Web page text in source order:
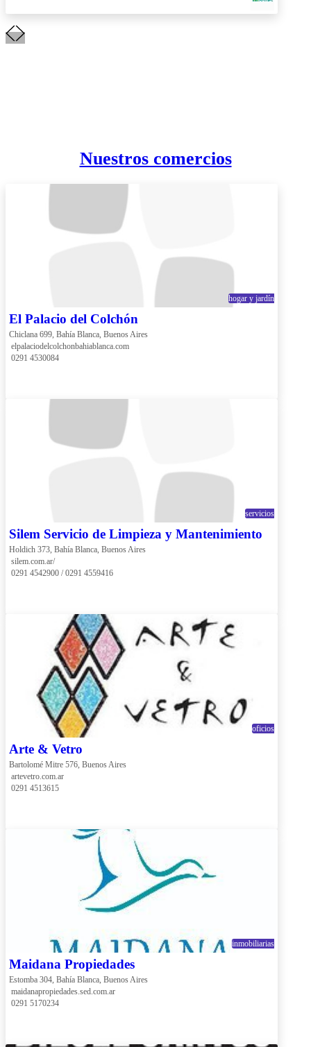
Nuestros comercios
hogar y jardín
El Palacio del Colchón
Chiclana 699, Bahía Blanca, Buenos Aires
elpalaciodelcolchonbahiablanca.com
0291 4530084
servicios
Silem Servicio de Limpieza y Mantenimiento
Holdich 373, Bahía Blanca, Buenos Aires
silem.com.ar/
0291 4542900 / 0291 4559416
oficios
Arte & Vetro
Bartolomé Mitre 576, Buenos Aires
artevetro.com.ar
0291 4513615
inmobiliarias
Maidana Propiedades
Estomba 304, Bahía Blanca, Buenos Aires
maidanapropiedades.sed.com.ar
0291 5170234